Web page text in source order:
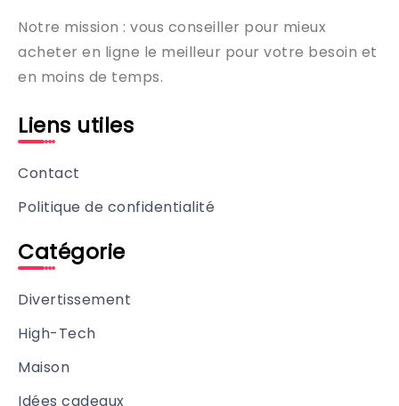
Notre mission : vous conseiller pour mieux
acheter en ligne le meilleur pour votre besoin et
en moins de temps.
Liens utiles
Contact
Politique de confidentialité
Catégorie
Divertissement
High-Tech
Maison
Idées cadeaux